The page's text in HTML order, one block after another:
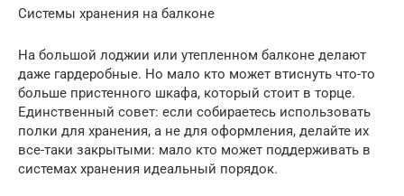
Системы хранения на балконе
На большой лоджии или утепленном балконе делают
даже гардеробные. Но мало кто может втиснуть что-то
больше пристенного шкафа, который стоит в торце.
Единственный совет: если собираетесь использовать
полки для хранения, а не для оформления, делайте их
все-таки закрытыми: мало кто может поддерживать в
системах хранения идеальный порядок.